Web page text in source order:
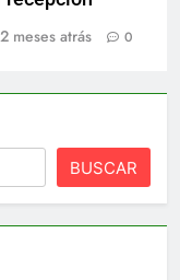
2 meses atrás 0
BUSCAR